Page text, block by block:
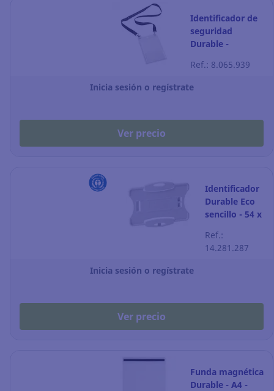
Identificador de
seguridad
Durable -
Pack de 10
Ref.: 8.065.939
Inicia sesión o regístrate
Ver precio
Identificador
Durable Eco
sencillo - 54 x
Pack de 10
Ref.:
14.281.287
Inicia sesión o regístrate
Ver precio
Funda magnética
Durable - A4 -